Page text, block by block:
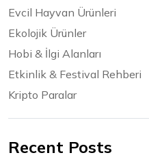
Evcil Hayvan Ürünleri
Ekolojik Ürünler
Hobi & İlgi Alanları
Etkinlik & Festival Rehberi
Kripto Paralar
Recent Posts